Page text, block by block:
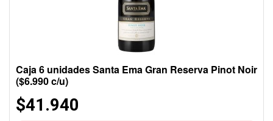
Caja 6 unidades Santa Ema Gran Reserva Pinot Noir
($6.990 c/u)
$41.940